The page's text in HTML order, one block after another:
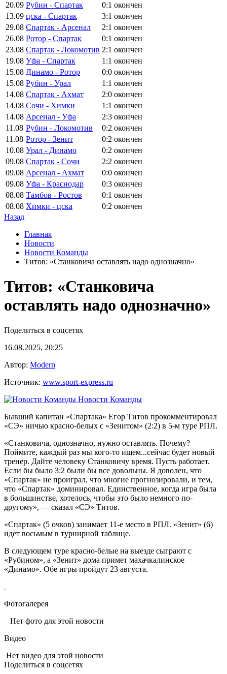
20.09 Рубин - Спартак 0:1 окончен
13.09 цска - Спартак 3:1 окончен
29.08 Спартак - Арсенал 2:1 окончен
26.08 Ротор - Спартак 0:1 окончен
23.08 Спартак - Локомотив 2:1 окончен
19.08 Уфа - Спартак 1:1 окончен
15.08 Динамо - Ротор 0:0 окончен
15.08 Рубин - Урал 1:1 окончен
14.08 Спартак - Ахмат 2:0 окончен
14.08 Сочи - Химки 1:1 окончен
14.08 Арсенал - Уфа 2:3 окончен
11.08 Рубин - Локомотив 0:2 окончен
11.08 Ротор - Зенит 0:2 окончен
10.08 Урал - Динамо 0:2 окончен
09.08 Спартак - Сочи 2:2 окончен
09.08 Арсенал - Ахмат 0:0 окончен
09.08 Уфа - Краснодар 0:3 окончен
08.08 Тамбов - Ростов 0:1 окончен
08.08 Химки - цска 0:2 окончен
Назад
Главная
Новости
Новости Команды
Титов: «Станковича оставлять надо однозначно»
Титов: «Станковича
оставлять надо однозначно»
Поделиться в соцсетях
16.08.2025, 20:25
Автор: Modern
Источник: www.sport-express.ru
Новости Команды
Бывший капитан «Спартака» Егор Титов прокомментировал
«СЭ» ничью красно-белых с «Зенитом» (2:2) в 5-м туре РПЛ.
«Станковича, однозначно, нужно оставлять. Почему?
Поймите, каждый раз мы кого-то ищем...сейчас будет новый
тренер. Дайте человеку Станковичу время. Пусть работает.
Если бы было 3:2 были бы все довольны. Я доволен, что
«Спартак» не проиграл, что многие прогнозировали, и тем,
что «Спартак» доминировал. Единственное, когда игра была
в большинстве, хотелось, чтобы это было немного по-
другому», — сказал «СЭ» Титов.
«Спартак» (5 очков) занимает 11-е место в РПЛ. «Зенит» (6)
идет восьмым в турнирной таблице.
В следующем туре красно-белые на выезде сыграют с
«Рубином», а «Зенит» дома примет махачкалинское
«Динамо». Обе игры пройдут 23 августа.
Фотогалерея
Нет фото для этой новости
Видео
Нет видео для этой новости
Поделиться в соцсетях